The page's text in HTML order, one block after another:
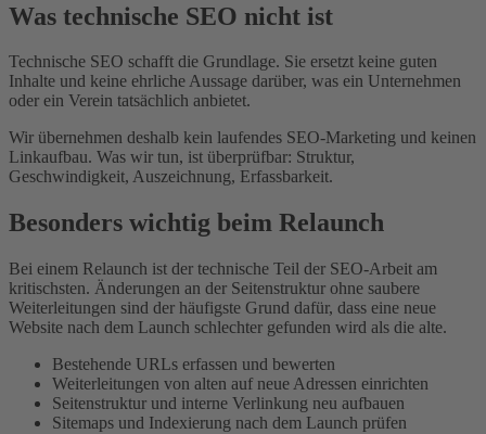
Was technische SEO nicht ist
Technische SEO schafft die Grundlage. Sie ersetzt keine guten
Inhalte und keine ehrliche Aussage darüber, was ein Unternehmen
oder ein Verein tatsächlich anbietet.
Wir übernehmen deshalb kein laufendes SEO-Marketing und keinen
Linkaufbau. Was wir tun, ist überprüfbar: Struktur,
Geschwindigkeit, Auszeichnung, Erfassbarkeit.
Besonders wichtig beim Relaunch
Bei einem Relaunch ist der technische Teil der SEO-Arbeit am
kritischsten. Änderungen an der Seitenstruktur ohne saubere
Weiterleitungen sind der häufigste Grund dafür, dass eine neue
Website nach dem Launch schlechter gefunden wird als die alte.
Bestehende URLs erfassen und bewerten
Weiterleitungen von alten auf neue Adressen einrichten
Seitenstruktur und interne Verlinkung neu aufbauen
Sitemaps und Indexierung nach dem Launch prüfen